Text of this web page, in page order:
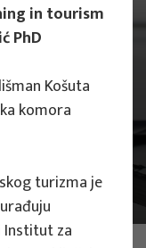
in tourism
PhD
Košuta
komora
turizma je
Institut za